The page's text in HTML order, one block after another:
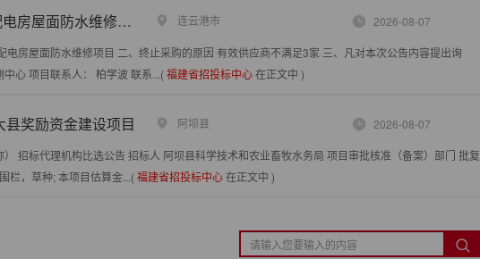
水维修项目终止公告 连云港市 2026-08-07
房屋面防水维修项目 二、终止采购的原因 有效供应商不满足3家 三、凡对本次公告内容提出询
心 项目联系人： 柏学波 联系...(福建省招投标中心在正文中 )
奖励资金建设项目 阿坝县 2026-08-07
招标代理机构比选公告 招标人 阿坝县科学技术和农业畜牧水务局 项目审批核准（备案）部门 批复
栏，草种; 本项目估算金...(福建省招投标中心在正文中 )